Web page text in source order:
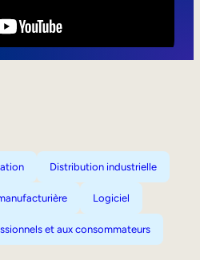
Distribution industrielle
Logiciel
et aux consommateurs